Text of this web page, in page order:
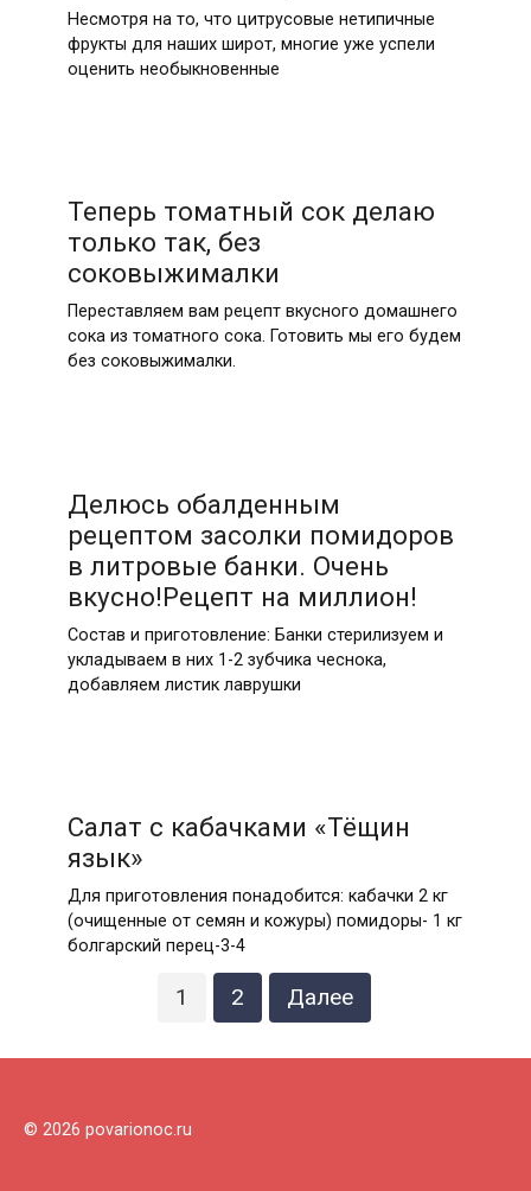
Несмотря на то, что цитрусовые нетипичные
фрукты для наших широт, многие уже успели
оценить необыкновенные
Теперь томатный сок делаю
только так, без
соковыжималки
Переставляем вам рецепт вкусного домашнего
сока из томатного сока. Готовить мы его будем
без соковыжималки.
Делюсь обалденным
рецептом засолки помидоров
в литровые банки. Очень
вкусно!Рецепт на миллион!
Состав и приготовление: Банки стерилизуем и
укладываем в них 1-2 зубчика чеснока,
добавляем листик лаврушки
Салат с кабачками «Тёщин
язык»
Для приготовления понадобится: кабачки 2 кг
(очищенные от семян и кожуры) помидоры- 1 кг
болгарский перец-3-4
1 2 Далее
© 2026 povarionoc.ru